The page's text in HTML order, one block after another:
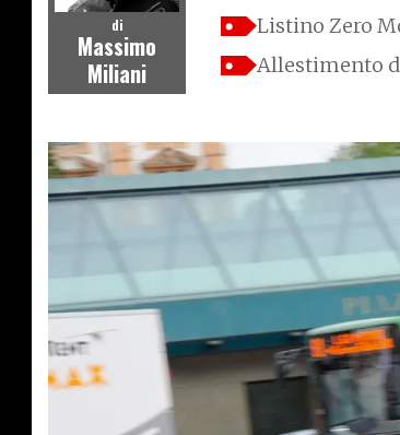
Listino Zero
Allestimento
di
Massimo
Miliani